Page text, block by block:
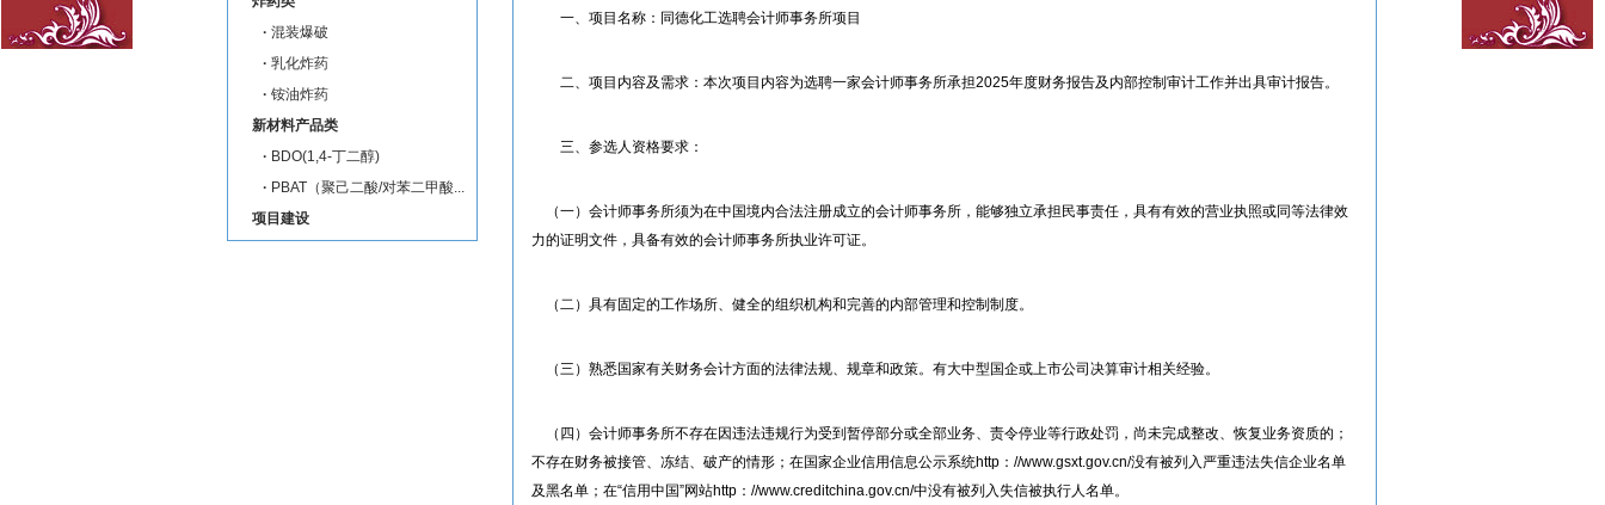
· 混装爆破
· 乳化炸药
· 铵油炸药
新材料产品类
· BDO(1,4-丁二醇)
· PBAT（聚己二酸/对苯二甲酸...
项目建设
一、项目名称：同德化工选聘会计师事务所项目
二、项目内容及需求：本次项目内容为选聘一家会计师事务所承担2025年度财务报告及内部控制审计工作并出具审计报告。
三、参选人资格要求：
（一）会计师事务所须为在中国境内合法注册成立的会计师事务所，能够独立承担民事责任，具有有效的营业执照或同等法律效
力的证明文件，具备有效的会计师事务所执业许可证。
（二）具有固定的工作场所、健全的组织机构和完善的内部管理和控制制度。
（三）熟悉国家有关财务会计方面的法律法规、规章和政策。有大中型国企或上市公司决算审计相关经验。
（四）会计师事务所不存在因违法违规行为受到暂停部分或全部业务、责令停业等行政处罚，尚未完成整改、恢复业务资质的；
不存在财务被接管、冻结、破产的情形；在国家企业信用信息公示系统http：//www.gsxt.gov.cn/没有被列入严重违法失信企业名单
及黑名单；在“信用中国”网站http：//www.creditchina.gov.cn/中没有被列入失信被执行人名单。